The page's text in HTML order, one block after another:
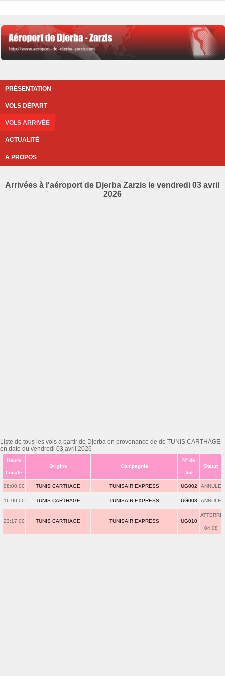
PRÉSENTATION
VOLS DÉPART
VOLS ARRIVÉE
ACTUALITÉ
A PROPOS
Arrivées à l'aéroport de Djerba Zarzis le vendredi 03 avril
2026
Liste de tous les vols à partir de Djerba en provenance de de TUNIS CARTHAGE
en date du vendredi 03 avril 2026
Heure
Locale
Origine Compagnie
N° de
Vol
Statut
08:00:00 TUNIS CARTHAGE TUNISAIR EXPRESS UG002 ANNULE
16:00:00 TUNIS CARTHAGE TUNISAIR EXPRESS UG008 ANNULE
23:17:00 TUNIS CARTHAGE TUNISAIR EXPRESS UG010
ATTERRI
04:08